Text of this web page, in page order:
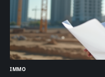
IMMO